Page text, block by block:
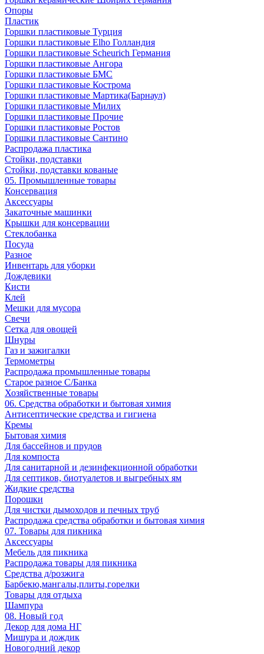
Опоры
Пластик
Горшки пластиковые Турция
Горшки пластиковые Elho Голландия
Горшки пластиковые Scheuriсh Германия
Горшки пластиковые Ангора
Горшки пластиковые БМС
Горшки пластиковые Кострома
Горшки пластиковые Мартика(Барнаул)
Горшки пластиковые Милих
Горшки пластиковые Прочие
Горшки пластиковые Ростов
Горшки пластиковые Сантино
Распродажа пластика
Стойки, подставки
Стойки, подставки кованые
05. Промышленные товары
Консервация
Аксессуары
Закаточные машинки
Крышки для консервации
Стеклобанка
Посуда
Разное
Инвентарь для уборки
Дождевики
Кисти
Клей
Мешки для мусора
Свечи
Сетка для овощей
Шнуры
Газ и зажигалки
Термометры
Распродажа промышленные товары
Старое разное С/Банка
Хозяйственные товары
06. Средства обработки и бытовая химия
Антисептические средства и гигиена
Кремы
Бытовая химия
Для бассейнов и прудов
Для компоста
Для санитарной и дезинфекционной обработки
Для септиков, биотуалетов и выгребных ям
Жидкие средства
Порошки
Для чистки дымоходов и печных труб
Распродажа средства обработки и бытовая химия
07. Товары для пикника
Аксессуары
Мебель для пикника
Распродажа товары для пикника
Средства д/розжига
Барбекю,мангалы,плиты,горелки
Товары для отдыха
Шампура
08. Новый год
Декор для дома НГ
Мишура и дождик
Новогодний декор